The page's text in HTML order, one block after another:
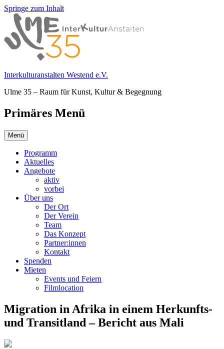
Springe zum Inhalt
Interkulturanstalten Westend e.V.
Ulme 35 – Raum für Kunst, Kultur & Begegnung
Primäres Menü
Menü
Programm
Aktuelles
Angebote
aktiv
vorbei
Über uns
Der Ort
Der Verein
Team
Das Konzept
Partner:innen
Kontakt
Spenden
Mieten
Events und Feiern
Filmlocation
Migration in Afrika in einem Herkunfts-
und Transitland – Bericht aus Mali